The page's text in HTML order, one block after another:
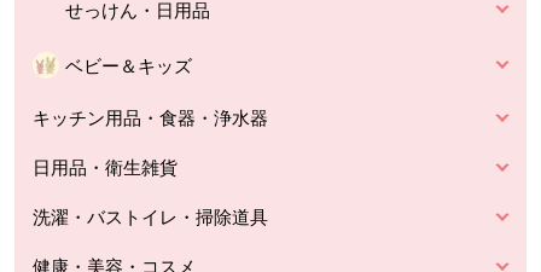
せっけん・日用品
ベビー＆キッズ
キッチン用品・食器・浄水器
日用品・衛生雑貨
洗濯・バストイレ・掃除道具
健康・美容・コスメ